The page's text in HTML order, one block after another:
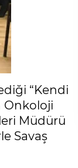
“Kendi
Onkoloji
Müdürü
Savaş